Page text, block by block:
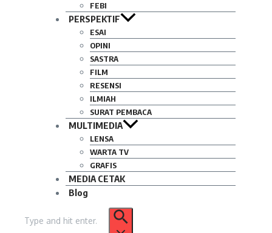
FEBI
PERSPEKTIF
ESAI
OPINI
SASTRA
FILM
RESENSI
ILMIAH
SURAT PEMBACA
MULTIMEDIA
LENSA
WARTA TV
GRAFIS
MEDIA CETAK
Blog
untuk: